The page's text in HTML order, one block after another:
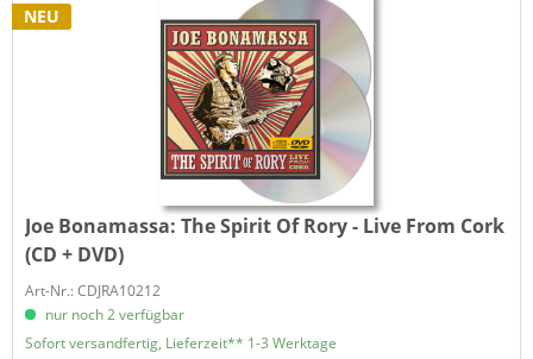
NEU
Joe Bonamassa:The Spirit Of Rory - Live From Cork
(CD + DVD)
Art-Nr.: CDJRA10212
nur noch 2 verfügbar
Sofort versandfertig, Lieferzeit** 1-3 Werktage